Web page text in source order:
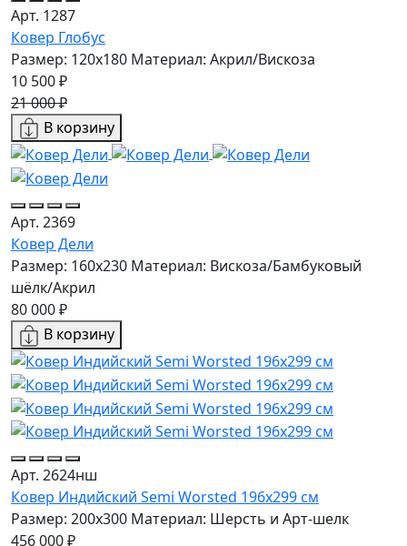
Арт. 1287
Ковер Глобус
Размер: 120x180 Материал: Акрил/Вискоза
10 500 ₽
21 000 ₽
В корзину
Арт. 2369
Ковер Дели
Размер: 160х230 Материал: Вискоза/Бамбуковый
шёлк/Акрил
80 000 ₽
В корзину
Арт. 2624нш
Ковер Индийский Semi Worsted 196x299 см
Размер: 200x300 Материал: Шерсть и Арт-шелк
456 000 ₽